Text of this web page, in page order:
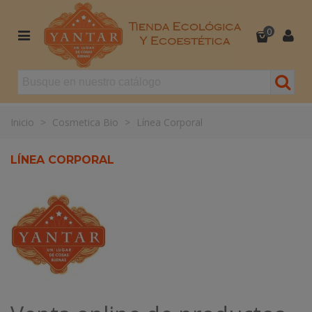
0
Inicio > Cosmetica Bio > Línea Corporal
LÍNEA CORPORAL